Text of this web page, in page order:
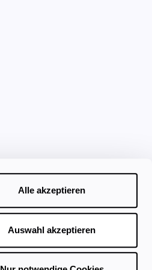
Alle akzeptieren
Auswahl akzeptieren